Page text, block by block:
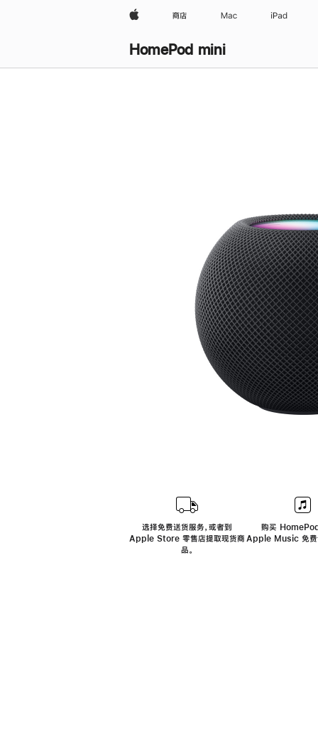
Apple 商店 Mac iPad
HomePod mini
选择免费送货服务，或者到
Apple Store 零售店提取现货商
品。
购买
Apple Music 免费